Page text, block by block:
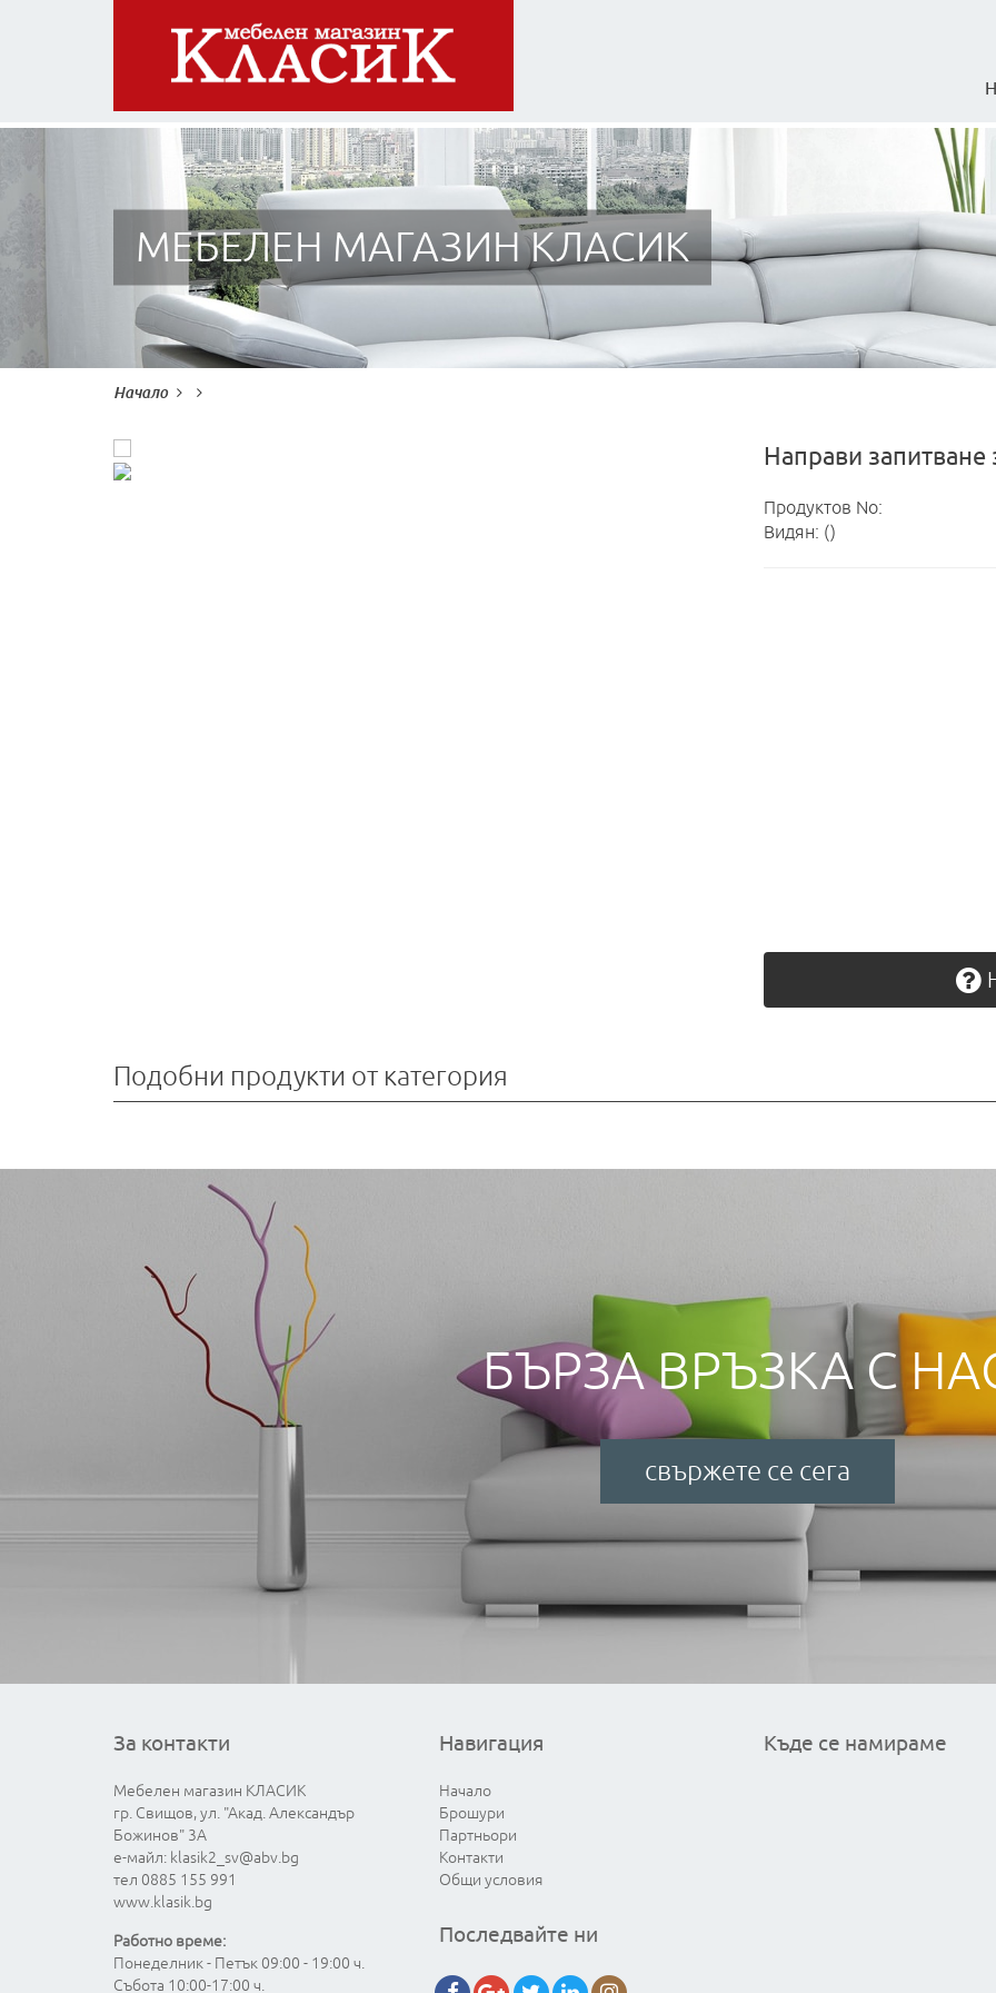
МЕБЕЛЕН МАГАЗИН КЛАСИК
Начало
Направи запитване
Продуктов No:
Видян: ()
Подобни продукти от категория
БЪРЗА ВРЪЗКА С
свържете се сега
За контакти
Мебелен магазин КЛАСИК
гр. Свищов, ул. "Акад. Александър
Божинов" 3А
е-майл: klasik2_sv@abv.bg
тел 0885 155 991
www.klasik.bg
Работно време:
Понеделник - Петък 09:00 - 19:00 ч.
Събота 10:00-17:00 ч.
Навигация
Начало
Брошури
Партньори
Контакти
Общи условия
Последвайте ни
Къде се намираме